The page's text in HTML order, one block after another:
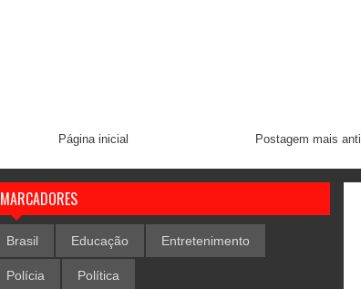
Postagem mais
Página inicial
MARCADORES
Brasil Educação Entretenimento
Polícia Política